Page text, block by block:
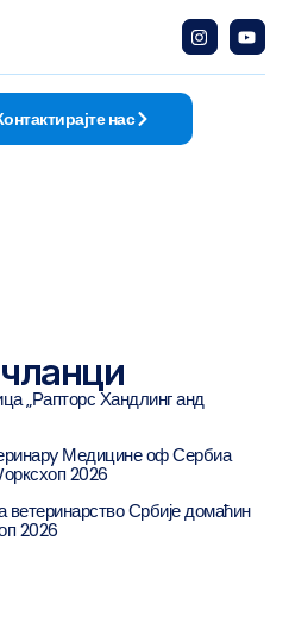
нас
„Рапторс Хандлинг анд
Медицине оф Сербиа
2026
ветеринарство Србије домаћин
2026